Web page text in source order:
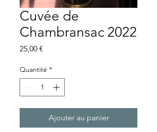
Cuvée de
Chambransac 2022
25,00 €
Quantité *
Ajouter au panier